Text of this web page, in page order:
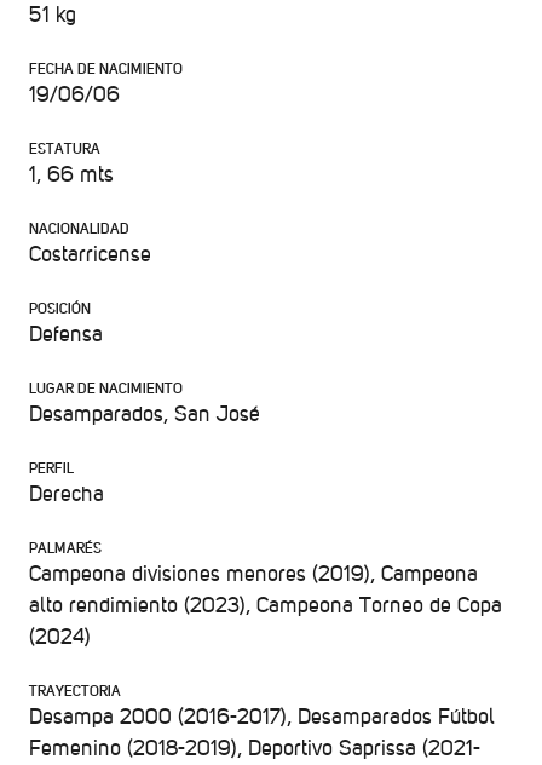
51 kg
FECHA DE NACIMIENTO
19/06/06
ESTATURA
1, 66 mts
NACIONALIDAD
Costarricense
POSICIÓN
Defensa
LUGAR DE NACIMIENTO
Desamparados, San José
PERFIL
Derecha
PALMARÉS
Campeona divisiones menores (2019), Campeona
alto rendimiento (2023), Campeona Torneo de Copa
(2024)
TRAYECTORIA
Desampa 2000 (2016-2017), Desamparados Fútbol
Femenino (2018-2019), Deportivo Saprissa (2021-